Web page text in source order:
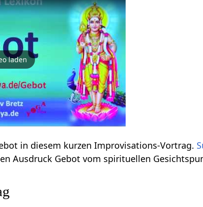
laden
Einige Infos zum Thema Gebot‏‎ in diesem kurzen Improvisations-Vortrag.
nach über das Wort bzw. den Ausdruck Gebot‏‎ vom spirituellen